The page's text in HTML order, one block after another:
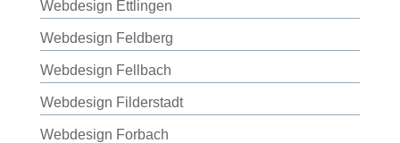
Webdesign Ettlingen
Webdesign Feldberg
Webdesign Fellbach
Webdesign Filderstadt
Webdesign Forbach